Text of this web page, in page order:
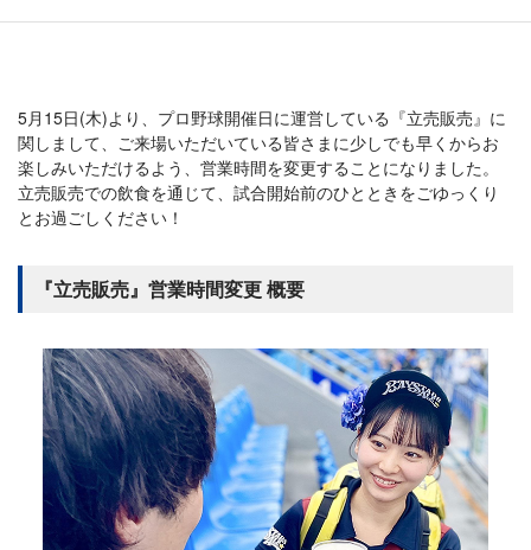
5月15日(木)より、プロ野球開催日に運営している『立売販売』に
関しまして、ご来場いただいている皆さまに少しでも早くからお
楽しみいただけるよう、営業時間を変更することになりました。
立売販売での飲食を通じて、試合開始前のひとときをごゆっくり
とお過ごしください！
『立売販売』営業時間変更 概要